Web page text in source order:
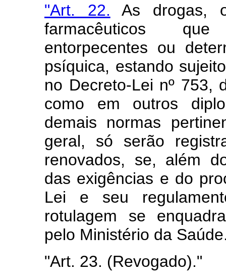
"Art. 22. As drogas,
farmacêuticos
entorpecentes ou
psíquica, estando
no Decreto-Lei nº 753,
como em outros
demais normas
geral, só serão
renovados, se, além
das exigências e do
Lei e seu
rotulagem se
pelo Ministério da
"Art. 23. (Revogado)."